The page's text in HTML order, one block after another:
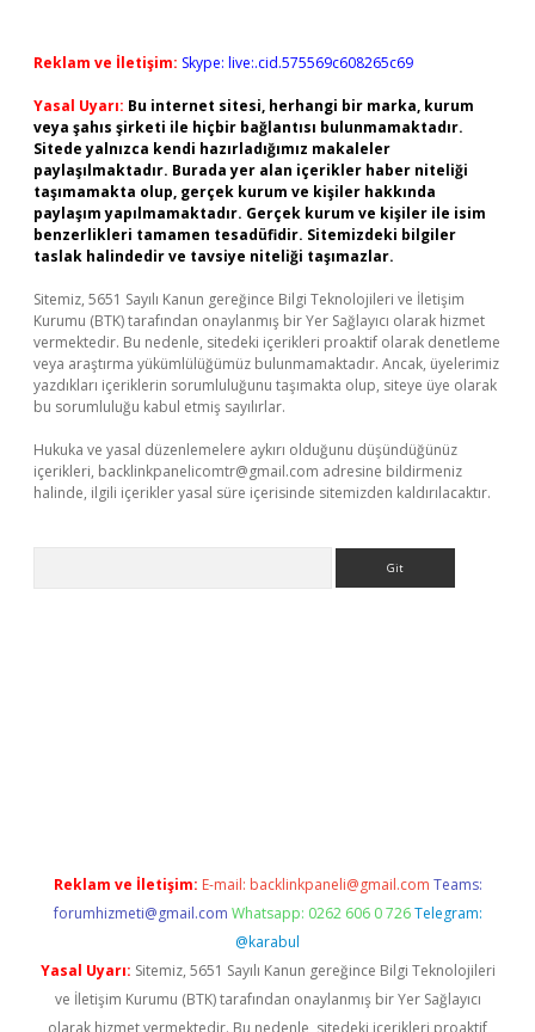
Reklam ve İletişim: Skype: live:.cid.575569c608265c69
Yasal Uyarı: Bu internet sitesi, herhangi bir marka, kurum
veya şahıs şirketi ile hiçbir bağlantısı bulunmamaktadır.
Sitede yalnızca kendi hazırladığımız makaleler
paylaşılmaktadır. Burada yer alan içerikler haber niteliği
taşımamakta olup, gerçek kurum ve kişiler hakkında
paylaşım yapılmamaktadır. Gerçek kurum ve kişiler ile isim
benzerlikleri tamamen tesadüfidir. Sitemizdeki bilgiler
taslak halindedir ve tavsiye niteliği taşımazlar.
Sitemiz, 5651 Sayılı Kanun gereğince Bilgi Teknolojileri ve İletişim
Kurumu (BTK) tarafından onaylanmış bir Yer Sağlayıcı olarak hizmet
vermektedir. Bu nedenle, sitedeki içerikleri proaktif olarak denetleme
veya araştırma yükümlülüğümüz bulunmamaktadır. Ancak, üyelerimiz
yazdıkları içeriklerin sorumluluğunu taşımakta olup, siteye üye olarak
bu sorumluluğu kabul etmiş sayılırlar.
Hukuka ve yasal düzenlemelere aykırı olduğunu düşündüğünüz
içerikleri, backlinkpanelicomtr@gmail.com adresine bildirmeniz
halinde, ilgili içerikler yasal süre içerisinde sitemizden kaldırılacaktır.
Reklam ve İletişim: E-mail: backlinkpaneli@gmail.com Teams:
forumhizmeti@gmail.com Whatsapp: 0262 606 0 726 Telegram:
@karabul
Yasal Uyarı: Sitemiz, 5651 Sayılı Kanun gereğince Bilgi Teknolojileri
ve İletişim Kurumu (BTK) tarafından onaylanmış bir Yer Sağlayıcı
olarak hizmet vermektedir. Bu nedenle, sitedeki içerikleri proaktif